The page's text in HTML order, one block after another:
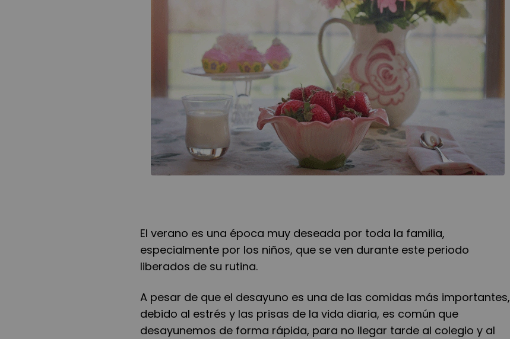
El verano es una época muy deseada por toda la familia,
especialmente por los niños, que se ven durante este periodo
liberados de su rutina.
A pesar de que el desayuno es una de las comidas más importantes,
debido al estrés y las prisas de la vida diaria, es común que
desayunemos de forma rápida, para no llegar tarde al colegio y al